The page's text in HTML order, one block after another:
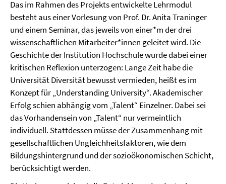
Das im Rahmen des Projekts entwickelte Lehrmodul
besteht aus einer Vorlesung von Prof. Dr. Anita Traninger
und einem Seminar, das jeweils von einer*m der drei
wissenschaftlichen Mitarbeiter*innen geleitet wird. Die
Geschichte der Institution Hochschule wurde dabei einer
kritischen Reflexion unterzogen: Lange Zeit habe die
Universität Diversität bewusst vermieden, heißt es im
Konzept für „Understanding University“. Akademischer
Erfolg schien abhängig vom „Talent“ Einzelner. Dabei sei
das Vorhandensein von „Talent“ nur vermeintlich
individuell. Stattdessen müsse der Zusammenhang mit
gesellschaftlichen Ungleichheitsfaktoren, wie dem
Bildungshintergrund und der sozioökonomischen Schicht,
berücksichtigt werden.